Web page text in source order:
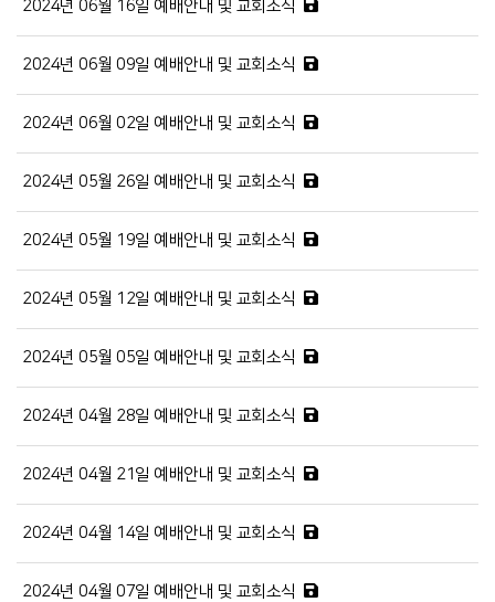
2024년 06월 16일 예배안내 및 교회소식
2024년 06월 09일 예배안내 및 교회소식
2024년 06월 02일 예배안내 및 교회소식
2024년 05월 26일 예배안내 및 교회소식
2024년 05월 19일 예배안내 및 교회소식
2024년 05월 12일 예배안내 및 교회소식
2024년 05월 05일 예배안내 및 교회소식
2024년 04월 28일 예배안내 및 교회소식
2024년 04월 21일 예배안내 및 교회소식
2024년 04월 14일 예배안내 및 교회소식
2024년 04월 07일 예배안내 및 교회소식